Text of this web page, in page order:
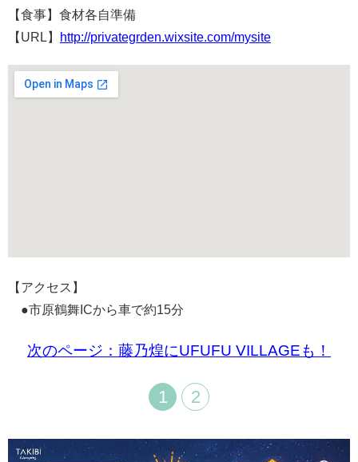
【食事】食材各自準備
【URL】
http://privategrden.wixsite.com/mysite
【アクセス】
●市原鶴舞ICから車で約15分
次のページ：藤乃煌にUFUFU VILLAGEも！
1 2